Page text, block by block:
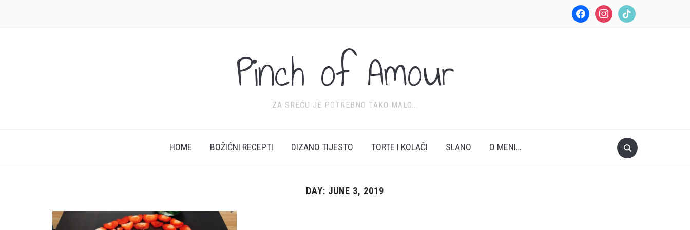
facebookinstagramtiktok
Pinch of Amour
ZA SREĆU JE POTREBNO TAKO MALO...
HOME BOŽIĆNI RECEPTI DIZANO TIJESTO TORTE I KOLAČI SLANO O MENI…
DAY: JUNE 3, 2019